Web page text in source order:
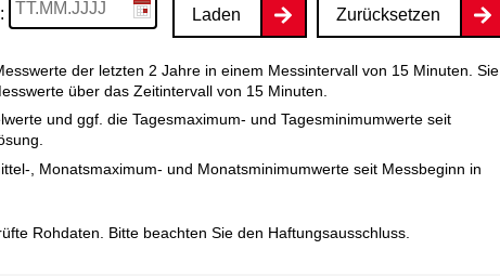
Laden Zurücksetzen
der letzten 2 Jahre in einem Messintervall von 15 Minuten. Sie
über das Zeitintervall von 15 Minuten.
und ggf. die Tagesmaximum- und Tagesminimumwerte seit
, Monatsmaximum- und Monatsminimumwerte seit Messbeginn in
Rohdaten. Bitte beachten Sie den Haftungsausschluss.